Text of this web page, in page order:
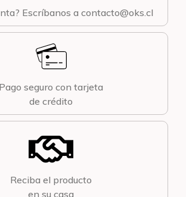
Escríbanos a contacto@oks.cl
Pago seguro con tarjeta
de crédito
Reciba el producto
en su casa